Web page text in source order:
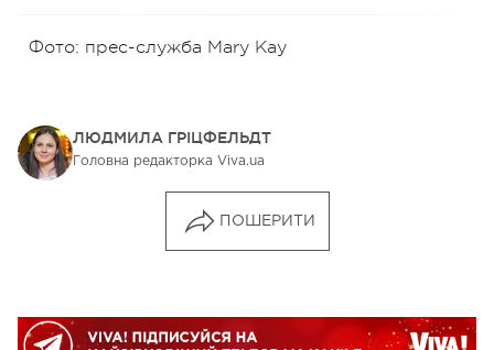
Фото: прес-служба Mary Kay
ЛЮДМИЛА ГРІЦФЕЛЬДТ
Головна редакторка Viva.ua
ПОШЕРИТИ